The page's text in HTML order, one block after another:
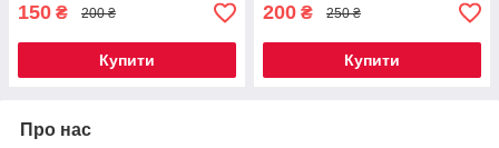
150 ₴ 200 ₴
Купити
200 ₴ 250 ₴
Купити
Про нас